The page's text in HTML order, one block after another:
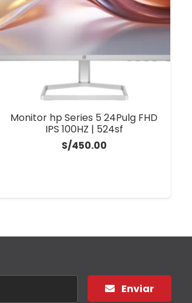
Monitor hp Series 5 24Pulg FHD
IPS 100HZ | 524sf
S/450.00
Enviar